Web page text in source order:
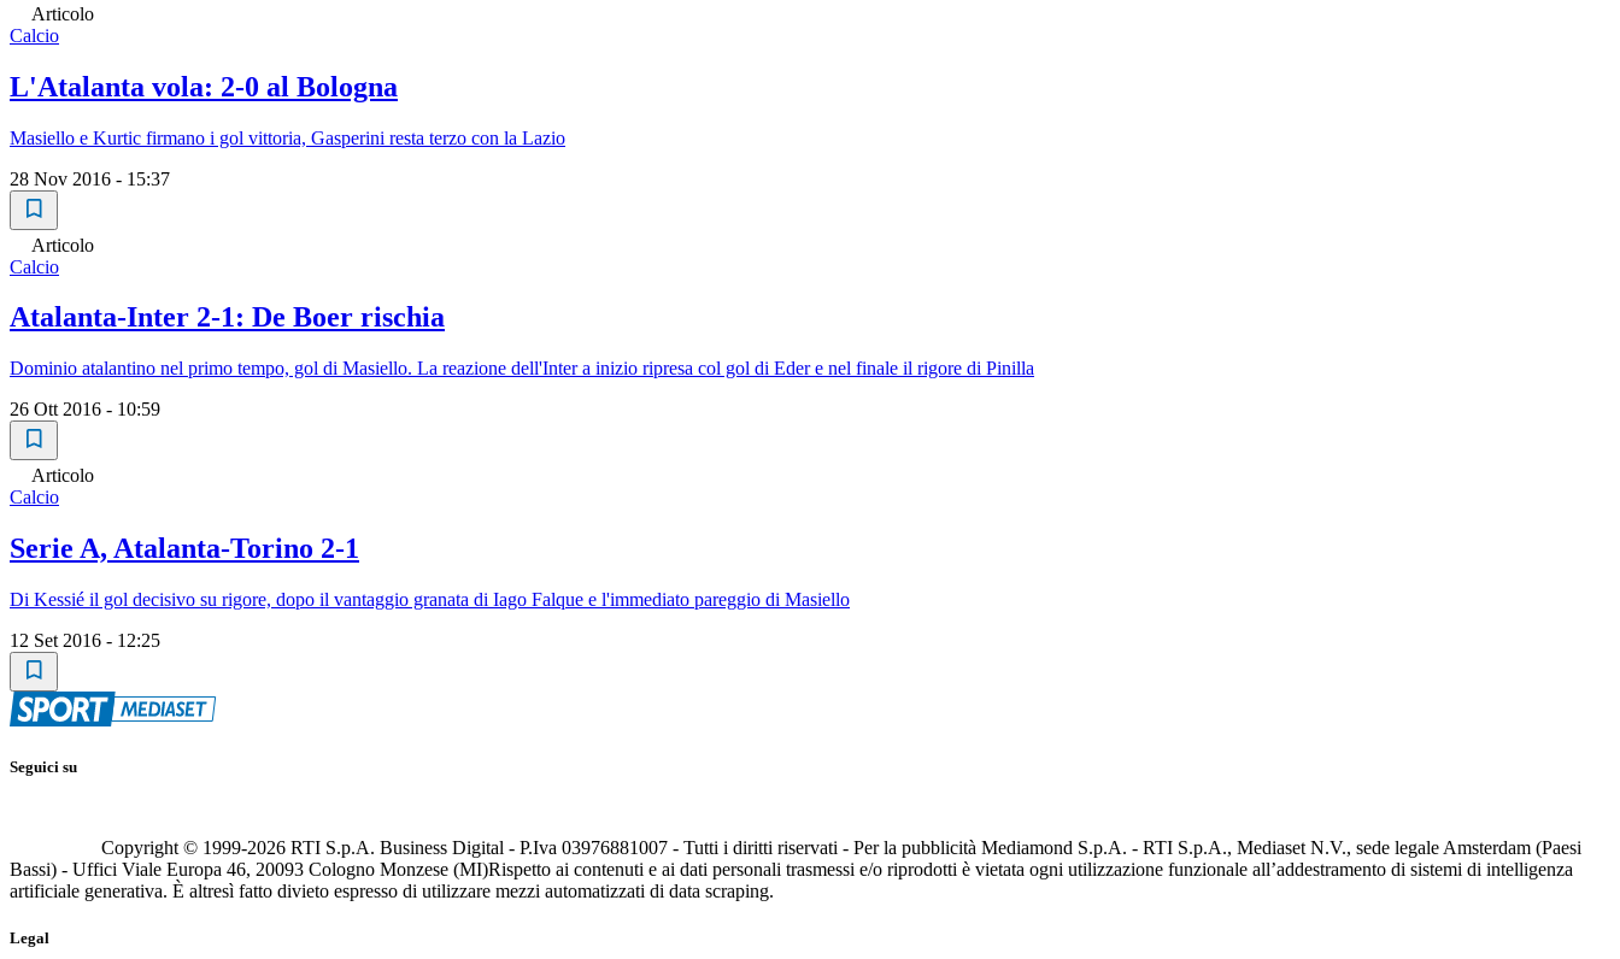
Articolo
Calcio
L'Atalanta vola: 2-0 al Bologna
Masiello e Kurtic firmano i gol vittoria, Gasperini resta terzo con la Lazio
28 Nov 2016 - 15:37
Articolo
Calcio
Atalanta-Inter 2-1: De Boer rischia
Dominio atalantino nel primo tempo, gol di Masiello. La reazione dell'Inter a inizio ripresa col gol di Eder e nel finale il rigore di Pinilla
26 Ott 2016 - 10:59
Articolo
Calcio
Serie A, Atalanta-Torino 2-1
Di Kessié il gol decisivo su rigore, dopo il vantaggio granata di Iago Falque e l'immediato pareggio di Masiello
12 Set 2016 - 12:25
Seguici su
Copyright © 1999-2026 RTI S.p.A. Business Digital - P.Iva 03976881007 - Tutti i diritti riservati - Per la pubblicità Mediamond S.p.A. - RTI S.p.A., Mediaset N.V., sede legale Amsterdam (Paesi
Bassi) - Uffici Viale Europa 46, 20093 Cologno Monzese (MI)Rispetto ai contenuti e ai dati personali trasmessi e/o riprodotti è vietata ogni utilizzazione funzionale all’addestramento di sistemi di intelligenza
artificiale generativa. È altresì fatto divieto espresso di utilizzare mezzi automatizzati di data scraping.
Legal